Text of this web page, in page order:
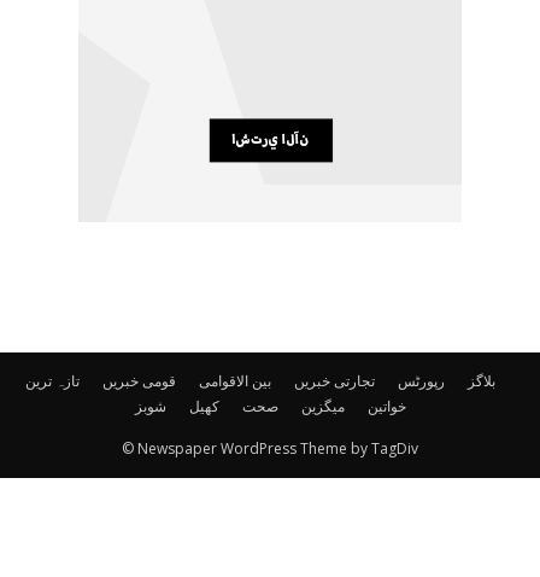
تازہ ترین قومی خبریں بین الاقوامی تجارتی خبریں رپورٹس
بلاگز
شوبز
کھیل صحت میگزین خواتین
© Newspaper WordPress Theme by TagDiv